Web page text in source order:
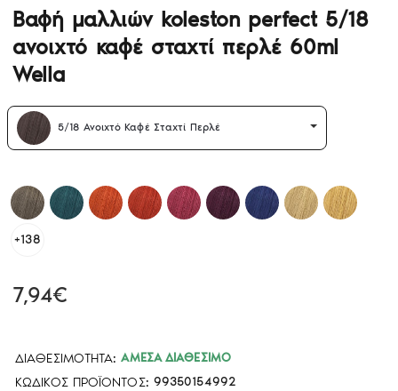
Βαφή μαλλιών koleston perfect 5/18
ανοιχτό καφέ σταχτί περλέ 60ml
Wella
ΔΙΑΘΕΣΙΜΌΤΗΤΑ: ΆΜΕΣΑ ΔΙΑΘΈΣΙΜΟ
ΚΩΔΙΚΌΣ ΠΡΟΪΌΝΤΟΣ: 99350154992
7,94€
5/18 Ανοιχτό Καφέ Σταχτί Περλέ
+138